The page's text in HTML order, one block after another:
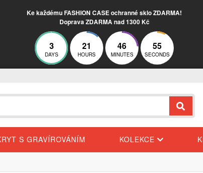
Ke každému FASHION CASE ochranné sklo ZDARMA!
Doprava ZDARMA nad 1300 Kč
3
DAYS
21
HOURS
46
MINUTES
54
SECONDS
S GRAVÍROVÁNÍM KOLEKCE